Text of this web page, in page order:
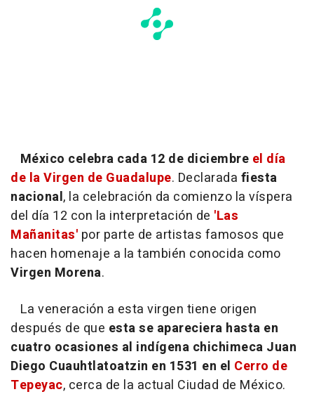
México celebra cada 12 de diciembre el día
de la Virgen de Guadalupe. Declarada fiesta
nacional, la celebración da comienzo la víspera
del día 12 con la interpretación de 'Las
Mañanitas' por parte de artistas famosos que
hacen homenaje a la también conocida como
Virgen Morena.
La veneración a esta virgen tiene origen
después de que esta se apareciera hasta en
cuatro ocasiones al indígena chichimeca Juan
Diego Cuauhtlatoatzin en 1531 en el Cerro de
Tepeyac, cerca de la actual Ciudad de México.